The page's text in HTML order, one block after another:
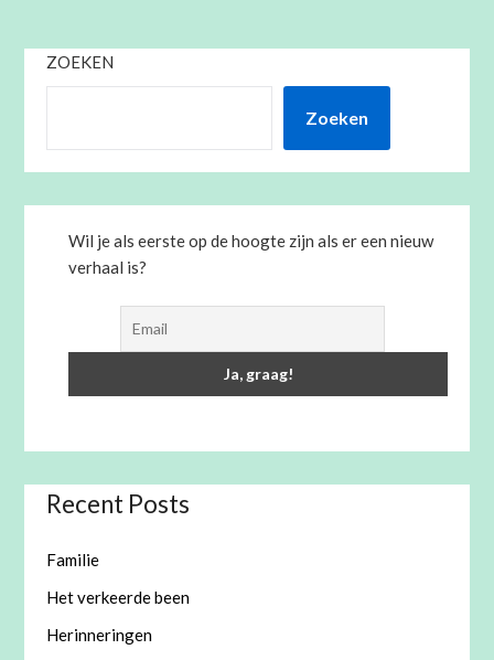
ZOEKEN
Zoeken
Wil je als eerste op de hoogte zijn als er een nieuw
verhaal is?
Recent Posts
Familie
Het verkeerde been
Herinneringen